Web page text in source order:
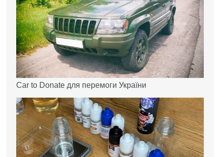
Car to Donate для перемоги України